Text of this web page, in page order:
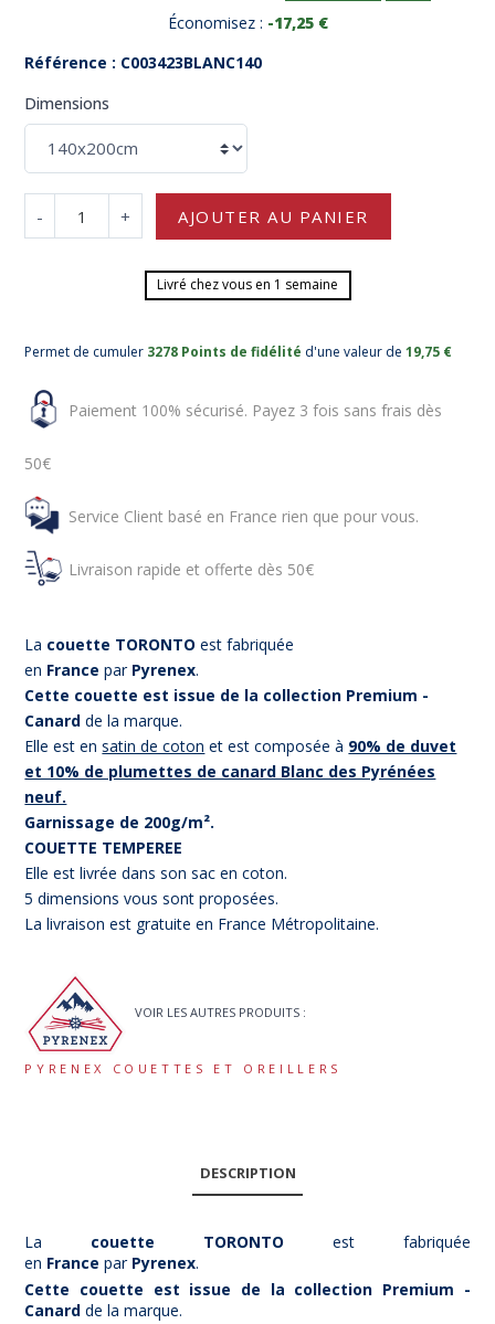
Économisez : -17,25 €
Référence : C003423BLANC140
Dimensions
- + AJOUTER AU PANIER
Livré chez vous en 1 semaine
Permet de cumuler 3278 Points de fidélité d'une valeur de19,75 €
Paiement 100% sécurisé. Payez 3 fois sans frais dès
50€
Service Client basé en France rien que pour vous.
Livraison rapide et offerte dès 50€
La couette TORONTOest fabriquée
en France par Pyrenex.
Cette couette est issue de la collection Premium -
Canardde la marque.
Elle est ensatin de coton et est composée à 90% de duvet
et 10% de plumettes de canard Blanc des Pyrénées
neuf.
Garnissage de 200g/m².
COUETTE TEMPEREE
Elle est livrée dans son sac en coton.
5 dimensions vous sont proposées.
La livraison est gratuite en France Métropolitaine.
VOIR LES AUTRES PRODUITS :
PYRENEX COUETTES ET OREILLERS
DESCRIPTION
La couette TORONTO est fabriquée
en France par Pyrenex.
Cette couette est issue de la collection Premium -
Canardde la marque.